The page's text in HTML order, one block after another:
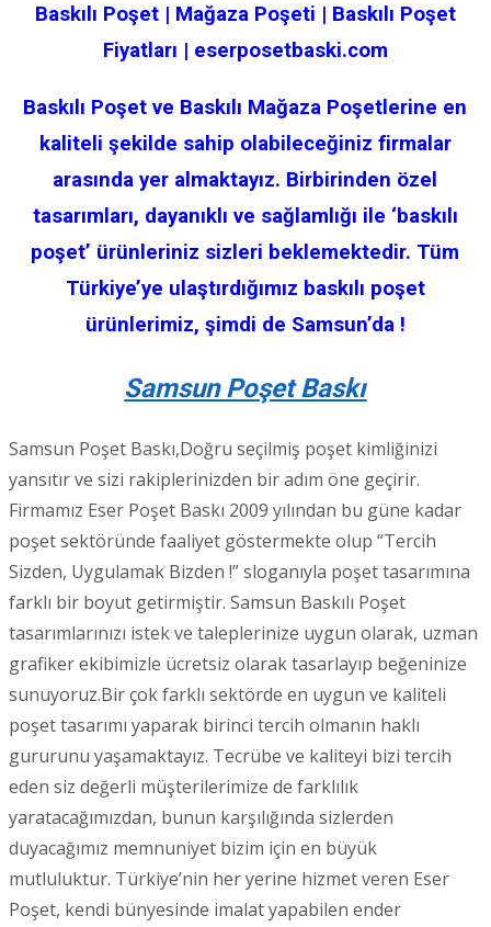
Baskılı Poşet | Mağaza Poşeti | Baskılı Poşet
Fiyatları | eserposetbaski.com
Baskılı Poşet ve Baskılı Mağaza Poşetlerine en
kaliteli şekilde sahip olabileceğiniz firmalar
arasında yer almaktayız. Birbirinden özel
tasarımları, dayanıklı ve sağlamlığı ile ‘baskılı
poşet’ ürünleriniz sizleri beklemektedir. Tüm
Türkiye’ye ulaştırdığımız baskılı poşet
ürünlerimiz, şimdi de Samsun’da !
Samsun Poşet Baskı
Samsun Poşet Baskı,Doğru seçilmiş poşet kimliğinizi
yansıtır ve sizi rakiplerinizden bir adım öne geçirir.
Firmamız Eser Poşet Baskı 2009 yılından bu güne kadar
poşet sektöründe faaliyet göstermekte olup “Tercih
Sizden, Uygulamak Bizden !” sloganıyla poşet tasarımına
farklı bir boyut getirmiştir. Samsun Baskılı Poşet
tasarımlarınızı istek ve taleplerinize uygun olarak, uzman
grafiker ekibimizle ücretsiz olarak tasarlayıp beğeninize
sunuyoruz.Bir çok farklı sektörde en uygun ve kaliteli
poşet tasarımı yaparak birinci tercih olmanın haklı
gururunu yaşamaktayız. Tecrübe ve kaliteyi bizi tercih
eden siz değerli müşterilerimize de farklılık
yaratacağımızdan, bunun karşılığında sizlerden
duyacağımız memnuniyet bizim için en büyük
mutluluktur. Türkiye’nin her yerine hizmet veren Eser
Poşet, kendi bünyesinde imalat yapabilen ender